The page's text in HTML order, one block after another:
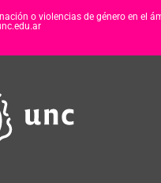
o violencias de género en el